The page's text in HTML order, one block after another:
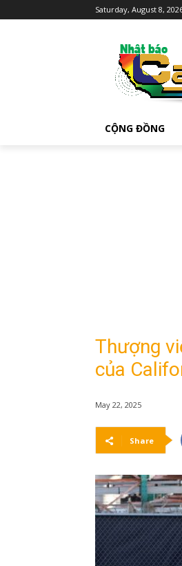
Saturday, August 8,
CỘNG ĐỒNG
Thượng
của
May 22, 2025
Share